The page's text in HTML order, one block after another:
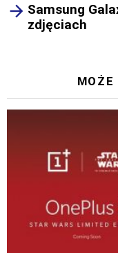
Samsung
zdjęciach
MOŻE